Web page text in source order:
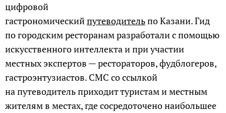
цифровой
гастрономическийпутеводительпо Казани. Гид
по городским ресторанам разработали с помощью
искусственного интеллекта и при участии
местных экспертов — рестораторов, фудблогеров,
гастроэнтузиастов. СМС со ссылкой
на путеводитель приходит туристам и местным
жителям в местах, где сосредоточено наибольшее